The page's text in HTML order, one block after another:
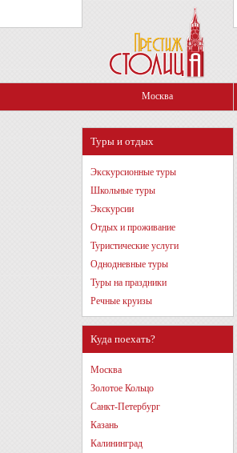
Москва
Туры и отдых
Экскурсионные туры
Школьные туры
Экскурсии
Отдых и проживание
Туристические услуги
Однодневные туры
Туры на праздники
Речные круизы
Куда поехать?
Москва
Золотое Кольцо
Санкт-Петербург
Казань
Калининград